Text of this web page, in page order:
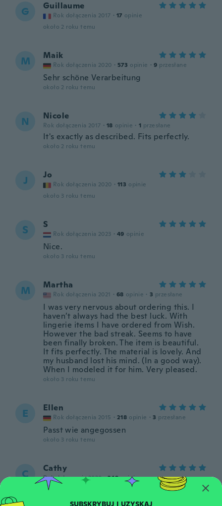
G Guillaume
Rok dołączenia 2017 · 17 opinie
około 2 roku temu
M Maik
Rok dołączenia 2020 · 573 opinie · 9 przesłane
Sehr schöne Verarbeitung
około 2 roku temu
N Nicole
Rok dołączenia 2017 · 18 opinie · 1 przesłane
It's exactly as described. Fits perfectly.
około 2 roku temu
J Jo
Rok dołączenia 2020 · 113 opinie
około 3 roku temu
S S
Rok dołączenia 2023 · 49 opinie
Nice.
około 3 roku temu
M Martha
Rok dołączenia 2021 · 68 opinie · 3 przesłane
I was very nervous about ordering this. I
haven’t always had the best luck. With
lingerie items I have ordered from Wish.
However the bad streak. Seems to have
been finally broken. The item is beautiful.
It fits perfectly. The material is lovely. And
my husband lost his mind. (In a good way).
When I modeled it for him. Very pleased.
około 3 roku temu
E Ellen
Rok dołączenia 2015 · 218 opinie · 3 przesłane
Passt wie angegossen
około 3 roku temu
C Cathy
Rok dołączenia 2020 · 249 opinie
około 3 roku temu